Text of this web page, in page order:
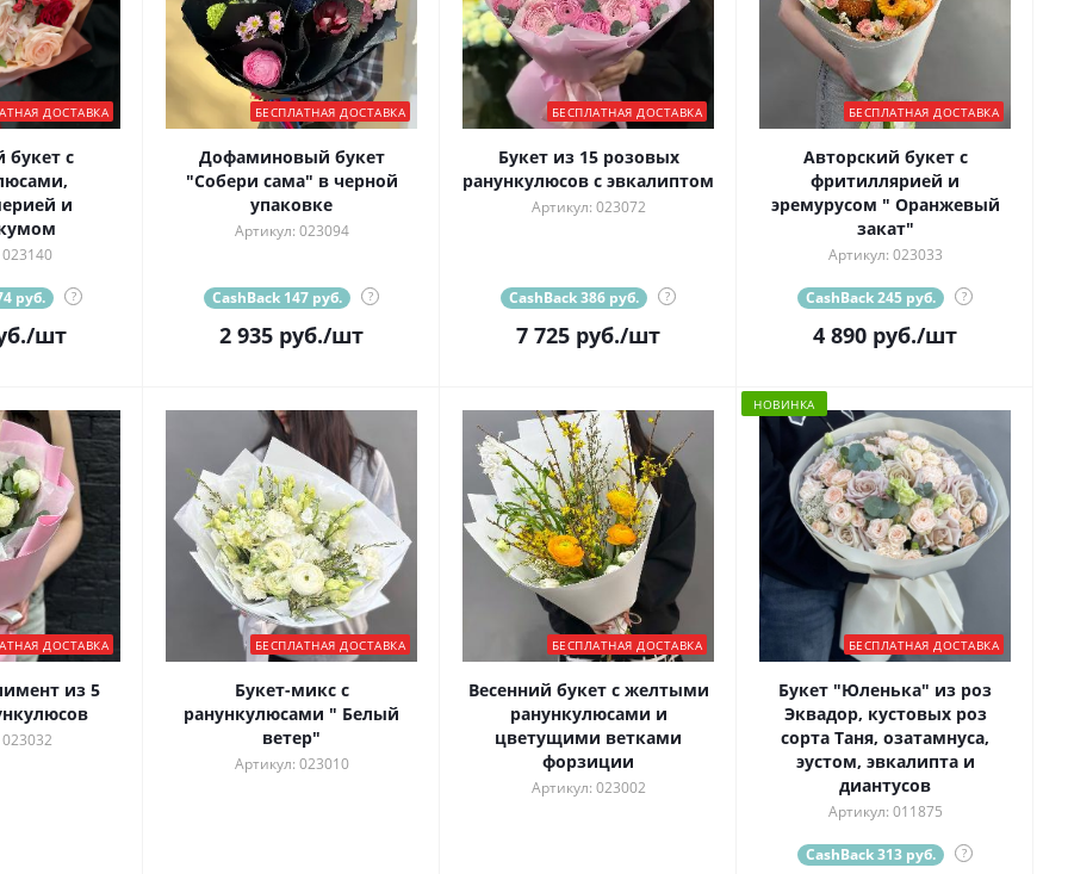
ДОСТАВКА
букет с
и
руб. ?
/шт
БЕСПЛАТНАЯ ДОСТАВКА
Дофаминовый букет
"Собери сама" в черной
упаковке
Артикул: 023094
CashBack 147 руб. ?
2 935 руб./шт
БЕСПЛАТНАЯ ДОСТАВКА
Букет из 15 розовых
ранункулюсов с эвкалиптом
Артикул: 023072
CashBack 386 руб. ?
7 725 руб./шт
БЕСПЛАТНАЯ ДОСТАВКА
Авторский букет с
фритиллярией и
эремурусом " Оранжевый
закат"
Артикул: 023033
CashBack 245 руб. ?
4 890 руб./шт
ДОСТАВКА
из 5
БЕСПЛАТНАЯ ДОСТАВКА
Букет-микс с
ранункулюсами " Белый
ветер"
Артикул: 023010
БЕСПЛАТНАЯ ДОСТАВКА
Весенний букет с желтыми
ранункулюсами и
цветущими ветками
форзиции
Артикул: 023002
НОВИНКА
БЕСПЛАТНАЯ ДОСТАВКА
Букет "Юленька" из роз
Эквадор, кустовых роз
сорта Таня, озатамнуса,
эустом, эвкалипта и
диантусов
Артикул: 011875
CashBack 313 руб. ?